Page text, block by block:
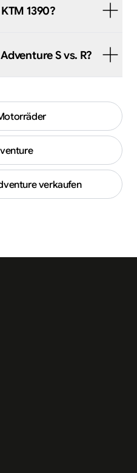
1390?
S vs. R?
verkaufen